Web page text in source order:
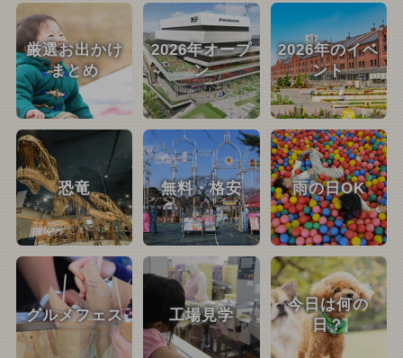
厳選お出かけ
まとめ
2026年オープ
ン
2026年のイベ
ント
恐竜 無料・格安 雨の日OK
グルメフェス 工場見学
今日は何の
日？